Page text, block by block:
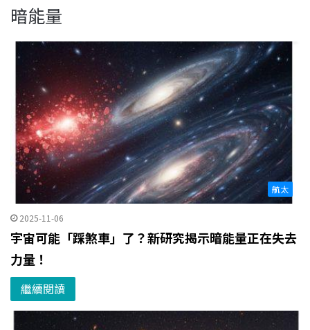
暗能量
航太
2025-11-06
宇宙可能「踩煞車」了？新研究揭示暗能量正在失去
力量！
繼續閱讀